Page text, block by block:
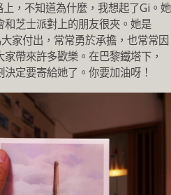
，不知道為什麼，我想起了Gi。她
芝士派對上的朋友很夾。她是
家付出，常常勇於承擔，也常常因
帶來許多歡樂。在巴黎鐵塔下，
決定要寄給她了。你要加油呀！